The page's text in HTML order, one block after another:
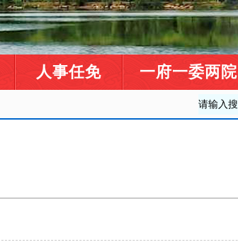
人事任免 一府一委两院